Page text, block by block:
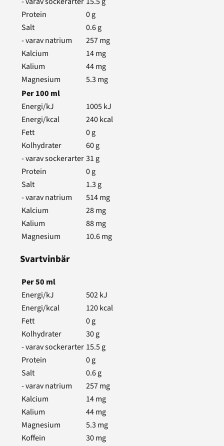
Protein
0g
Salt
0.6g
- varav natrium
257mg
Kalcium
14mg
Kalium
44mg
Magnesium
5.3 mg
Per100 ml
Energi/kJ
1005kJ
Energi/kcal
240kcal
Fett
0g
Kolhydrater
60g
- varav sockerarter31 g
Protein
0g
Salt
1.3 g
- varav natrium
514mg
Kalcium
28mg
Kalium
88mg
Magnesium
10.6mg
Svartvinbär
Per50 ml
Energi/kJ
502kJ
Energi/kcal
120kcal
Fett
0g
Kolhydrater
30g
- varav sockerarter 15.5g
Protein
0g
Salt
0.6g
- varav natrium
257mg
Kalcium
14mg
Kalium
44mg
Magnesium
5.3 mg
Koffein
30mg